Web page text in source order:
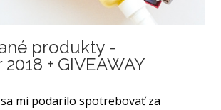
produkty -
+ GIVEAWAY
mi podarilo spotrebovať za